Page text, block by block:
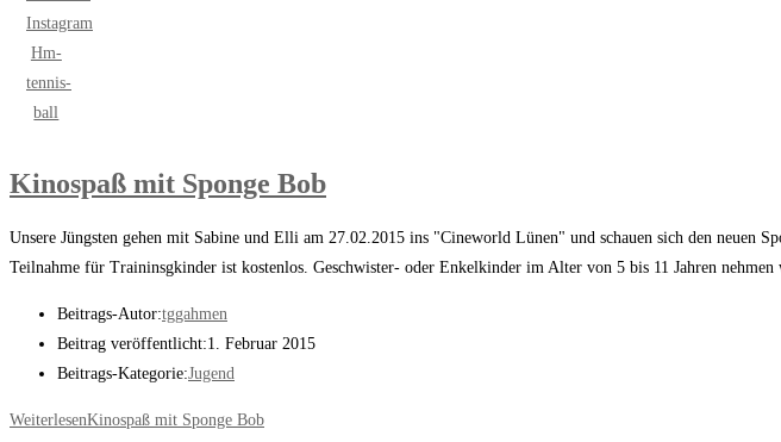
Instagram
Hm-
tennis-
ball
Kinospaß mit Sponge Bob
Unsere Jüngsten gehen mit Sabine und Elli am 27.02.2015 ins "Cineworld Lünen" und schauen sich den
Teilnahme für Traininsgkinder ist kostenlos. Geschwister- oder Enkelkinder im Alter von 5 bis 11 Jahren
Beitrags-Autor:tggahmen
Beitrag veröffentlicht:1. Februar 2015
Beitrags-Kategorie:Jugend
WeiterlesenKinospaß mit Sponge Bob